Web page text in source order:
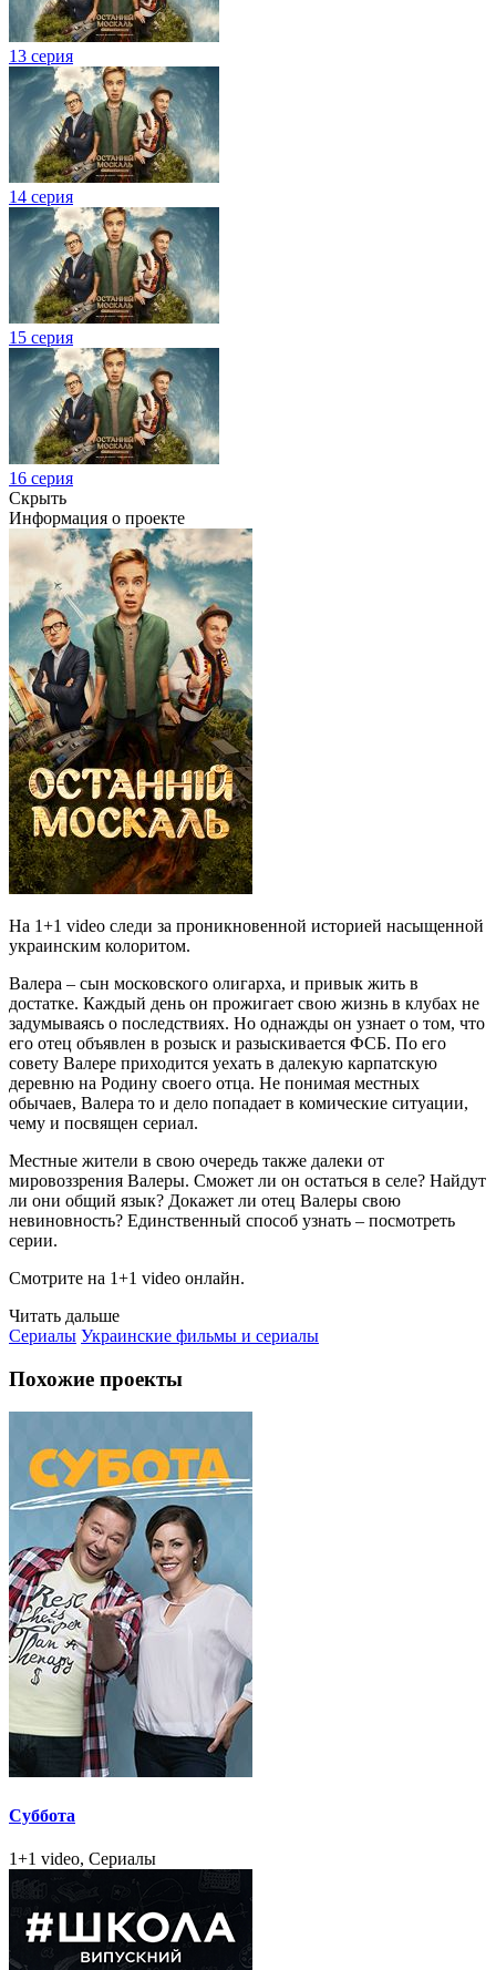
13 серия
14 серия
15 серия
16 серия
Скрыть
Информация о проекте
На 1+1 video следи за проникновенной историей насыщенной
украинским колоритом.
Валера – сын московского олигарха, и привык жить в
достатке. Каждый день он прожигает свою жизнь в клубах не
задумываясь о последствиях. Но однажды он узнает о том, что
его отец объявлен в розыск и разыскивается ФСБ. По его
совету Валере приходится уехать в далекую карпатскую
деревню на Родину своего отца. Не понимая местных
обычаев, Валера то и дело попадает в комические ситуации,
чему и посвящен сериал.
Местные жители в свою очередь также далеки от
мировоззрения Валеры. Сможет ли он остаться в селе? Найдут
ли они общий язык? Докажет ли отец Валеры свою
невиновность? Единственный способ узнать – посмотреть
серии.
Смотрите на 1+1 video онлайн.
Читать дальше
Сериалы Украинские фильмы и сериалы
Похожие проекты
Суббота
1+1 video, Сериалы